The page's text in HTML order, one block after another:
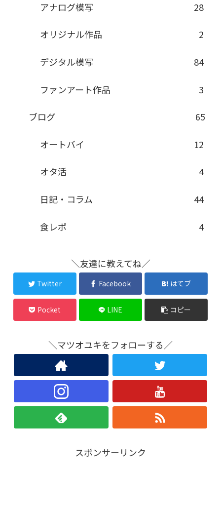
アナログ模写 28
オリジナル作品 2
デジタル模写 84
ファンアート作品 3
ブログ 65
オートバイ 12
オタ活 4
日記・コラム 44
食レポ 4
＼友達に教えてね／
Twitter Facebook はてブ
Pocket LINE コピー
＼マツオユキをフォローする／
スポンサーリンク